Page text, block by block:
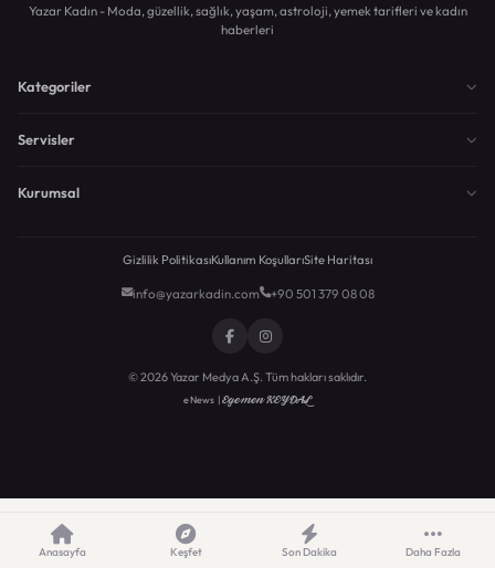
Yazar Kadın - Moda, güzellik, sağlık, yaşam, astroloji, yemek tarifleri ve kadın
haberleri
Kategoriler
Servisler
Kurumsal
Gizlilik PolitikasıKullanım KoşullarıSite Haritası
info@yazarkadin.com +90 501 379 08 08
© 2026 Yazar Medya A.Ş. Tüm hakları saklıdır.
eNews |Egemen KEYDAL
Anasayfa Keşfet Son Dakika Daha Fazla